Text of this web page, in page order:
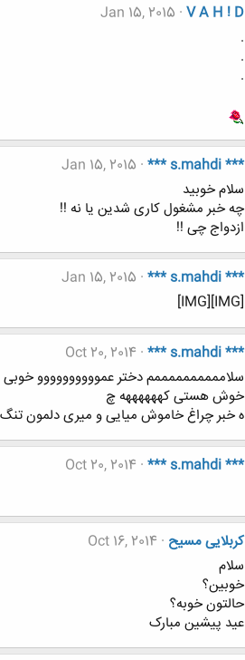
V A H ! D
Jan 15, 2015
.
.
.
*** s.mahdi ***
Jan 15, 2015
سلام خوبید
چه خبر مشغول کاری شدین یا نه !!
ازدواج چی !!
*** s.mahdi ***
Jan 15, 2015
[IMG][IMG]
*** s.mahdi ***
Oct 20, 2014
سلاممممممممممم دختر عموووووووووو خوبی
خوش هستی کههههههه چ
ه خبر چراغ خاموش میایی و میری دلمون
*** s.mahdi ***
Oct 20, 2014
کربلایی مسیح Oct 16, 2014
سلام
خوبین؟
حالتون خوبه؟
عید پیشین مبارک